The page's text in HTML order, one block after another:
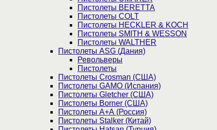
Пистолеты BERETTA
Пистолеты COLT
Пистолеты HECKLER & KOCH
Пистолеты SMITH & WESSON
Пистолеты WALTHER
Пистолеты ASG (Дания)
Револьверы
Пистолеты
Пистолеты Crosman (США)
Пистолеты GAMO (Испания)
Пистолеты Gletcher (США)
Пистолеты Borner (США)
Пистолеты А+А (Россия)
Пистолеты Stalker (Китай)